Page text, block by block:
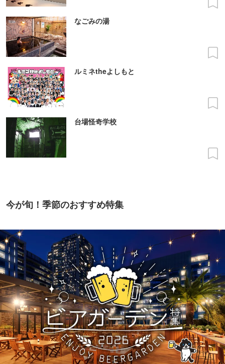
なごみの湯
ルミネtheよしもと
台場怪奇学校
今が旬！季節のおすすめ特集